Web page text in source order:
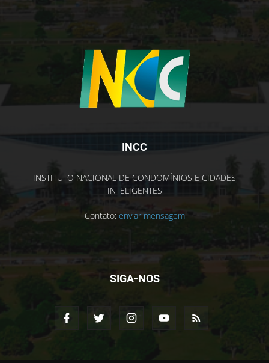
INCC
INSTITUTO NACIONAL DE CONDOMÍNIOS E CIDADES
INTELIGENTES
Contato: enviar mensagem
SIGA-NOS